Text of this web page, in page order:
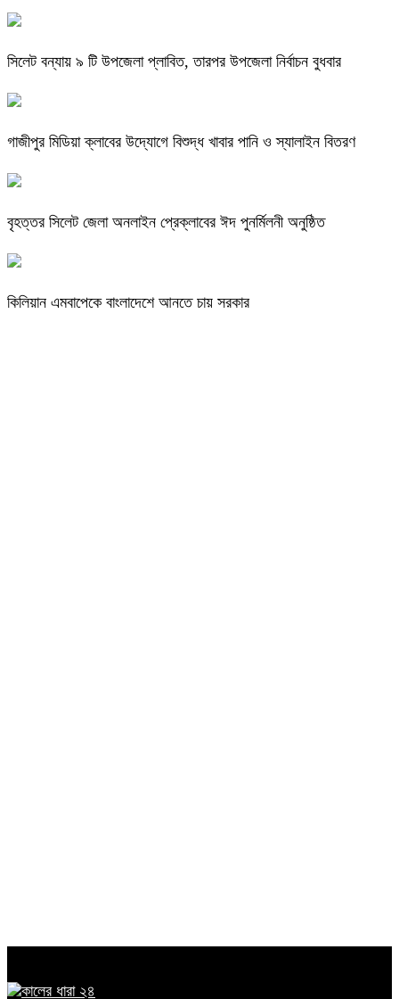
সিলেট বন্যায় ৯ টি উপজেলা প্লাবিত, তারপর উপজেলা নির্বাচন বুধবার
গাজীপুর মিডিয়া ক্লাবের উদ্যোগে বিশুদ্ধ খাবার পানি ও স্যালাইন বিতরণ
বৃহত্তর সিলেট জেলা অনলাইন প্রেক্লাবের ঈদ পুনর্মিলনী অনুষ্ঠিত
কিলিয়ান এমবাপেকে বাংলাদেশে আনতে চায় সরকার